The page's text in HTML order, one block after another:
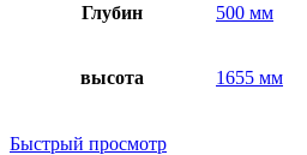
Глубин 500 мм
высота 1655 мм
Быстрый просмотр